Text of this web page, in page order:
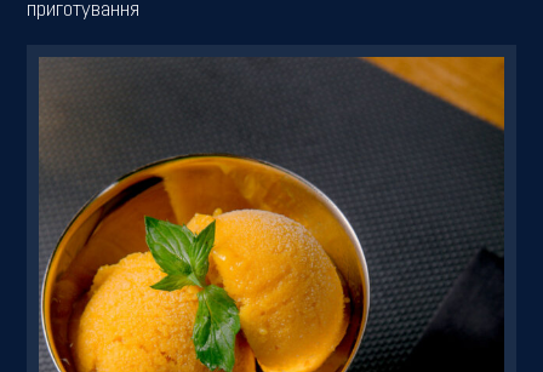
нас
Новини
Меню
Галерея
приготування